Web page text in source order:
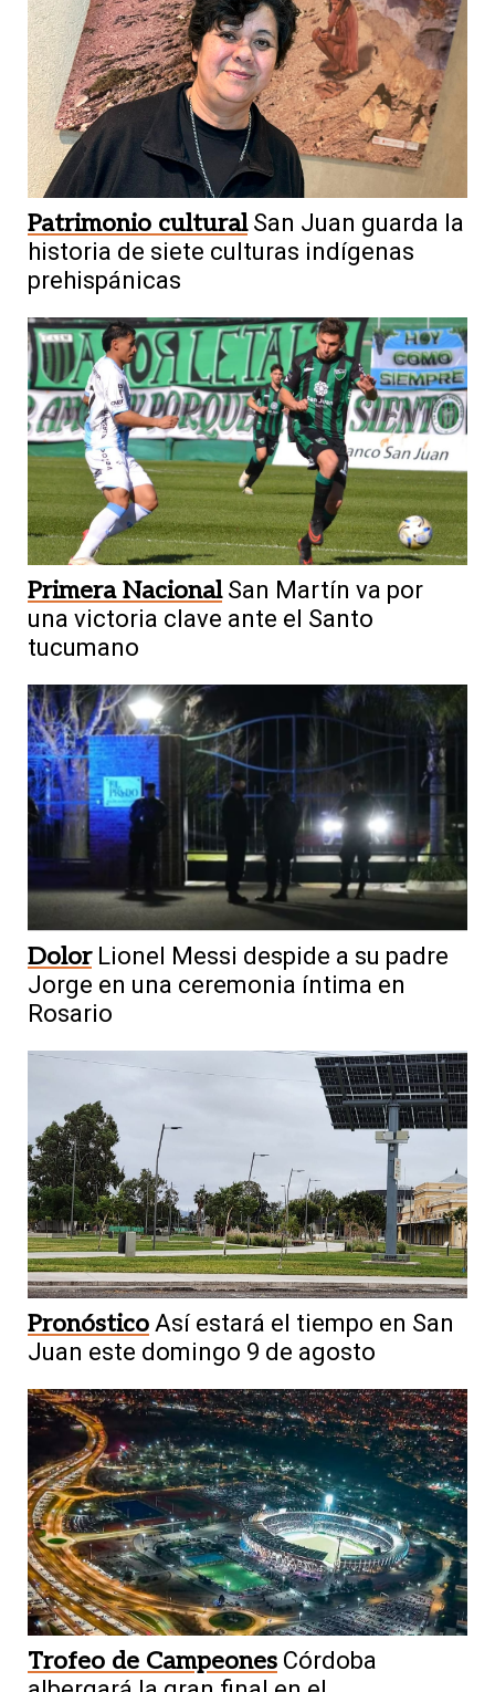
Patrimonio cultural San Juan guarda la
historia de siete culturas indígenas
prehispánicas
Primera Nacional San Martín va por
una victoria clave ante el Santo
tucumano
Dolor Lionel Messi despide a su padre
Jorge en una ceremonia íntima en
Rosario
Pronóstico Así estará el tiempo en San
Juan este domingo 9 de agosto
Trofeo de Campeones Córdoba